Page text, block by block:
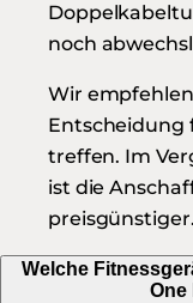
noch
Wir
Entscheidung
treffen. Im
ist die
preisgünstiger.
Welche
One